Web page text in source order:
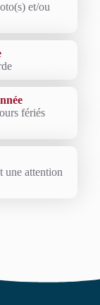
et/ou
fériés
une attention